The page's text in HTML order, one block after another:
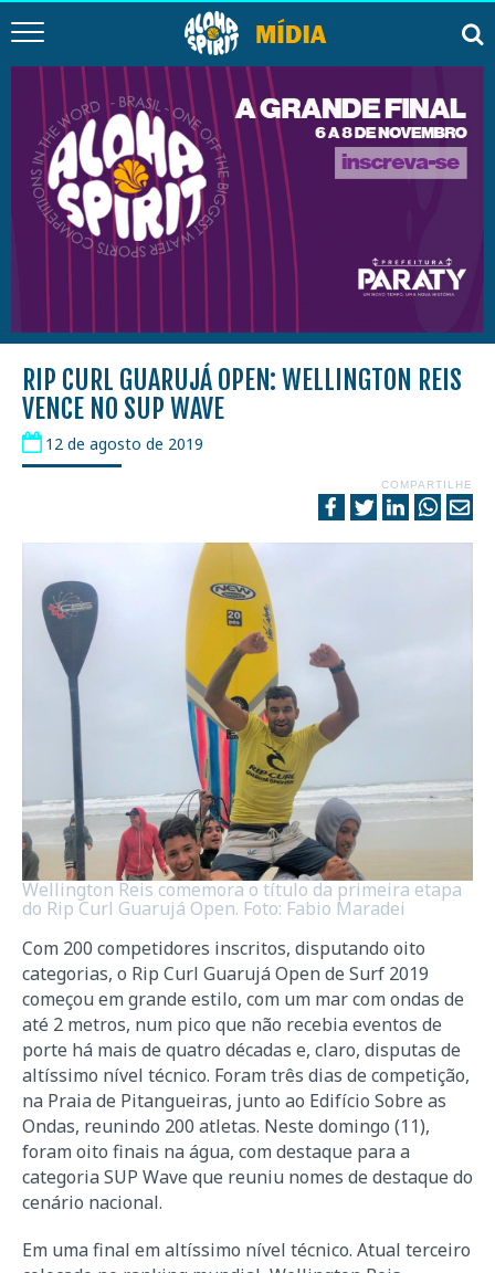
RIP CURL GUARUJÁ OPEN: WELLINGTON REIS
VENCE NO SUP WAVE
12 de agosto de 2019
COMPARTILHE
Wellington Reis comemora o título da primeira etapa
do Rip Curl Guarujá Open. Foto: Fabio Maradei
Com 200 competidores inscritos, disputando oito
categorias, o Rip Curl Guarujá Open de Surf 2019
começou em grande estilo, com um mar com ondas de
até 2 metros, num pico que não recebia eventos de
porte há mais de quatro décadas e, claro, disputas de
altíssimo nível técnico. Foram três dias de competição,
na Praia de Pitangueiras, junto ao Edifício Sobre as
Ondas, reunindo 200 atletas. Neste domingo (11),
foram oito finais na água, com destaque para a
categoria SUP Wave que reuniu nomes de destaque do
cenário nacional.
Em uma final em altíssimo nível técnico. Atual terceiro